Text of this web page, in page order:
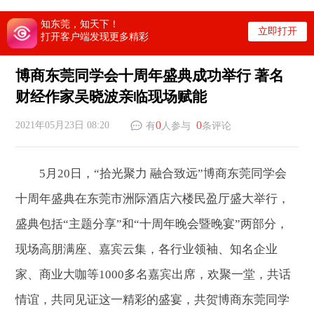
知东莞，知天下！
打开客户端发现更多精彩
立即打开
博商东莞同学会十周年盛典成功举行 著名
财经作家吴晓波亲临现场赋能
2021年05月23日 08:20 有0人参与0条评论
5月20日，“拾光聚力 融合致远”博商东莞同学会
十周年盛典在东莞市洲际酒店六楼民盈厅盛大举行，
盛典包括“主题分享”和“十周年晚会暨晚宴”两部分，
现场高朋满座、嘉宾云集，各行业领袖、知名企业
家、商业大咖等1000多名嘉宾出席，欢聚一堂，共话
情谊，共同见证这一精彩的盛宴，共贺博商东莞同学